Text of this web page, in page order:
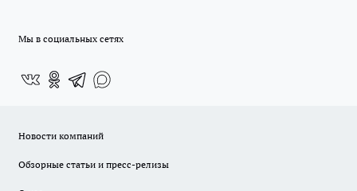
Мы в социальных сетях
Новости компаний
Обзорные статьи и пресс-релизы